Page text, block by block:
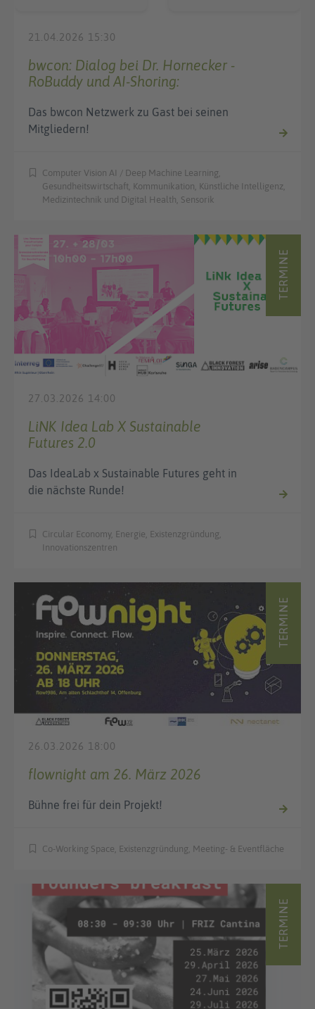
21.04.2026 15:30
bwcon: Dialog bei Dr. Hornecker -
RoBuddy und AI-Shoring:
Das bwcon Netzwerk zu Gast bei seinen
Mitgliedern!
Computer Vision AI / Deep Machine Learning,
Gesundheitswirtschaft, Kommunikation, Künstliche Intelligenz,
Medizintechnik und Digital Health, Sensorik
TERMINE
27.03.2026 14:00
LiNK Idea Lab X Sustainable
Futures 2.0
Das IdeaLab x Sustainable Futures geht in
die nächste Runde!
Circular Economy, Energie, Existenzgründung,
Innovationszentren
TERMINE
26.03.2026 18:00
flownight am 26. März 2026
Bühne frei für dein Projekt!
Co-Working Space, Existenzgründung, Meeting- & Eventfläche
TERMINE